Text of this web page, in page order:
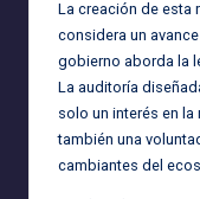
La creación de esta
considera un
gobierno aborda la
La auditoría
solo un interés en
también una
cambiantes del